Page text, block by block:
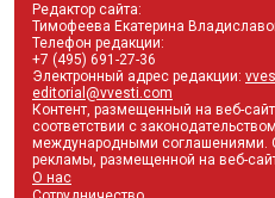
Редактор сайта:
Тимофеева Екатерина
Телефон редакции:
+7 (495) 691-27-36
Электронный адрес редакции:
editorial@vvesti.com
Контент, размещенный на веб-
соответствии с
международными соглашениями.
рекламы, размещенной на веб-
О нас